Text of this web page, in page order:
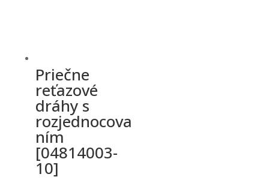
Priečne
reťazové
dráhy s
rozjednocova
ním
[04814003-
10]